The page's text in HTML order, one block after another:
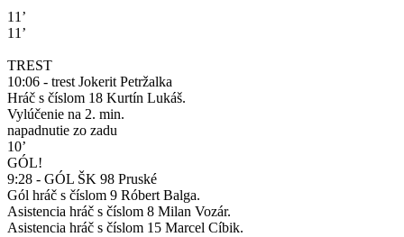
11’
11’
TREST
10:06 - trest Jokerit Petržalka
Hráč s číslom 18 Kurtín Lukáš.
Vylúčenie na 2. min.
napadnutie zo zadu
10’
GÓL!
9:28 - GÓL ŠK 98 Pruské
Gól hráč s číslom 9 Róbert Balga.
Asistencia hráč s číslom 8 Milan Vozár.
Asistencia hráč s číslom 15 Marcel Cíbik.